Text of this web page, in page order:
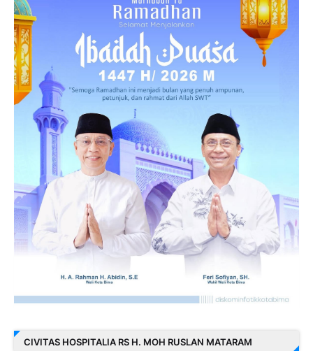
CIVITAS HOSPITALIA RS H. MOH RUSLAN MATARAM